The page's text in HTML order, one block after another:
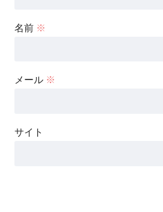
名前 ※
メール ※
サイト